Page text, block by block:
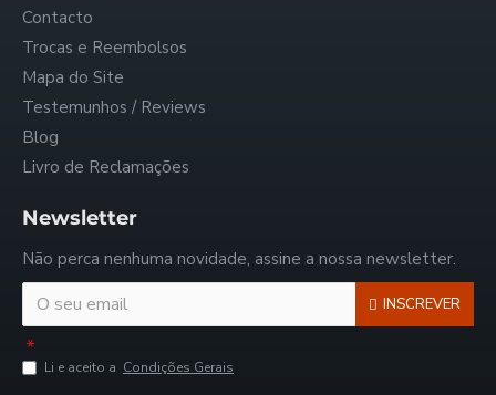
Contacto
Trocas e Reembolsos
Mapa do Site
Testemunhos / Reviews
Blog
Livro de Reclamações
Newsletter
Não perca nenhuma novidade, assine a nossa newsletter.
INSCREVER
Li e aceito a Condições Gerais